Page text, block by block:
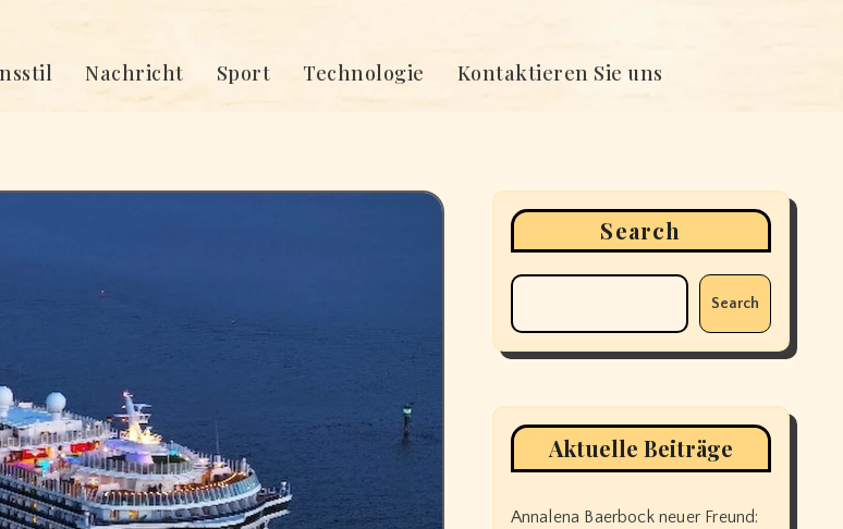
Nachricht Sport Technologie Kontaktieren Sie uns
Search
Search
Aktuelle Beiträge
Annalena Baerbock neuer Freund: